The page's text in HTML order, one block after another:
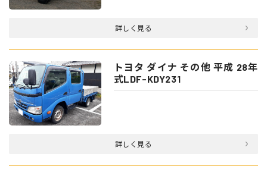
詳しく見る
トヨタ ダイナ その他 平成 28年
式LDF-KDY231
詳しく見る